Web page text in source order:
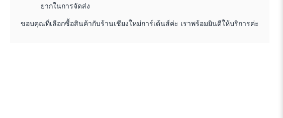
ยากในการจัดส่ง
ขอบคุณที่เลือกซื้อสินค้ากับร้านเชียงใหม่การ์เด้นส์ค่ะ เราพร้อมยินดีให้บริการค่ะ